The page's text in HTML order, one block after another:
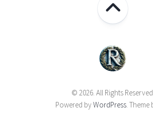
© 2026. All Rights
Powered byWordPress. Theme